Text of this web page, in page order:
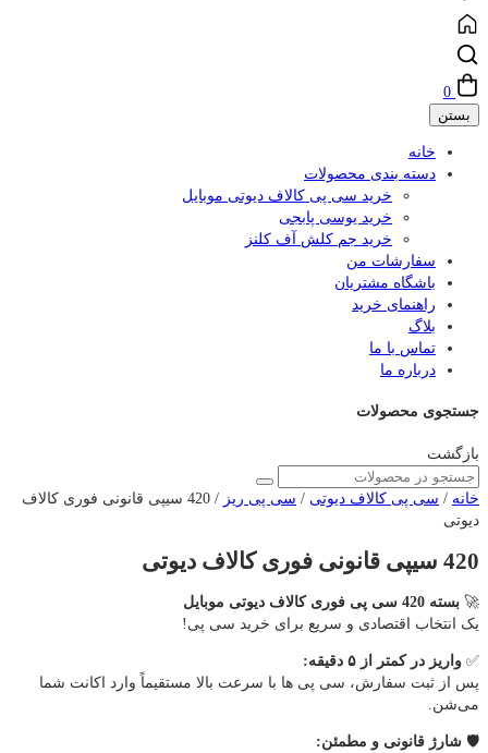
0
بستن
خانه
دسته بندی محصولات
خرید سی پی کالاف دیوتی موبایل
خرید یوسی پابجی
خرید جم کلش آف کلنز
سفارشات من
باشگاه مشتریان
راهنمای خرید
بلاگ
تماس با ما
درباره ما
جستجوی محصولات
بازگشت
خانه / سی پی کالاف دیوتی / سی پی ریز
/ 420 سیپی قانونی فوری کالاف
دیوتی
420 سیپی قانونی فوری کالاف دیوتی
🚀 بسته 420 سی پی فوری کالاف دیوتی موبایل
یک انتخاب اقتصادی و سریع برای خرید سی پی!
✅ واریز در کمتر از ۵ دقیقه:
پس از ثبت سفارش، سی پی ها با سرعت بالا مستقیماً وارد اکانت شما
می‌شن.
🛡️ شارژ قانونی و مطمئن: